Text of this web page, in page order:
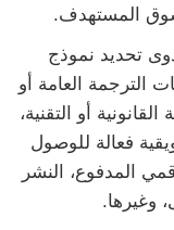
المستهدف.
تحديد نموذج
الترجمة العامة أو
أو التقنية،
فعالة للوصول
المدفوع، النشر
وغيرها.